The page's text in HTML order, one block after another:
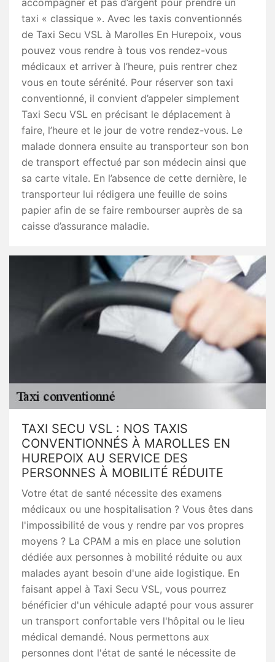
accompagner et pas d’argent pour prendre un
taxi « classique ». Avec les taxis conventionnés
de Taxi Secu VSL à Marolles En Hurepoix, vous
pouvez vous rendre à tous vos rendez-vous
médicaux et arriver à l’heure, puis rentrer chez
vous en toute sérénité. Pour réserver son taxi
conventionné, il convient d’appeler simplement
Taxi Secu VSL en précisant le déplacement à
faire, l’heure et le jour de votre rendez-vous. Le
malade donnera ensuite au transporteur son bon
de transport effectué par son médecin ainsi que
sa carte vitale. En l’absence de cette dernière, le
transporteur lui rédigera une feuille de soins
papier afin de se faire rembourser auprès de sa
caisse d’assurance maladie.
TAXI SECU VSL : NOS TAXIS
CONVENTIONNÉS À MAROLLES EN
HUREPOIX AU SERVICE DES
PERSONNES À MOBILITÉ RÉDUITE
Votre état de santé nécessite des examens
médicaux ou une hospitalisation ? Vous êtes dans
l'impossibilité de vous y rendre par vos propres
moyens ? La CPAM a mis en place une solution
dédiée aux personnes à mobilité réduite ou aux
malades ayant besoin d'une aide logistique. En
faisant appel à Taxi Secu VSL, vous pourrez
bénéficier d'un véhicule adapté pour vous assurer
un transport confortable vers l'hôpital ou le lieu
médical demandé. Nous permettons aux
personnes dont l'état de santé le nécessite de